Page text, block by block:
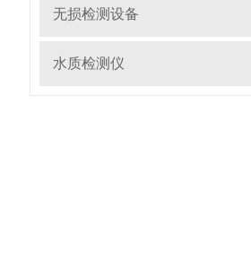
无损检测设备
水质检测仪